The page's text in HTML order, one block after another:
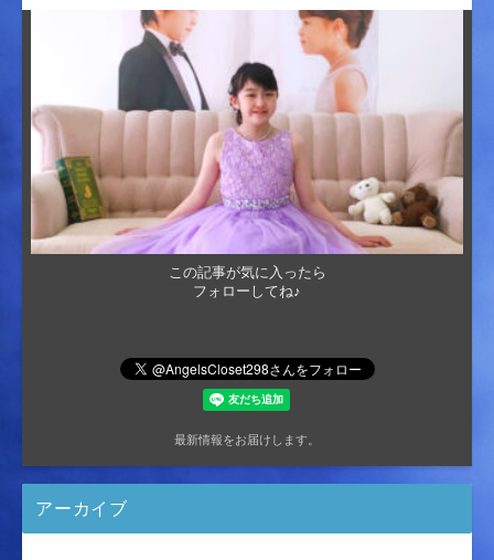
この記事が気に入ったら
フォローしてね♪
最新情報をお届けします。
アーカイブ